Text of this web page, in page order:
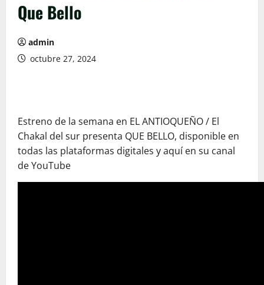
Que Bello
admin
octubre 27, 2024
Estreno de la semana en EL ANTIOQUEÑO / El
Chakal del sur presenta QUE BELLO, disponible en
todas las plataformas digitales y aquí en su canal
de YouTube